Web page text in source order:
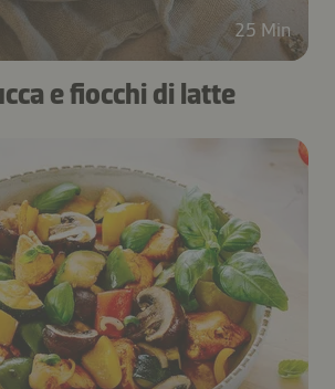
25 Min
e fiocchi di latte